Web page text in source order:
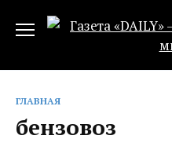
ГЛАВНАЯ
бензовоз